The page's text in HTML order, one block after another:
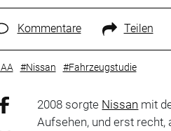
Kommentare Teilen
#Nissan #Fahrzeugstudie
2008 sorgte Nissan mit
Aufsehen, und erst